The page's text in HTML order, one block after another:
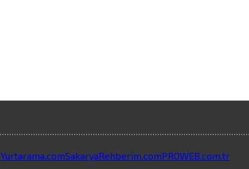
Yurtarama.comSakaryaRehberim.comPROWEB.com.tr